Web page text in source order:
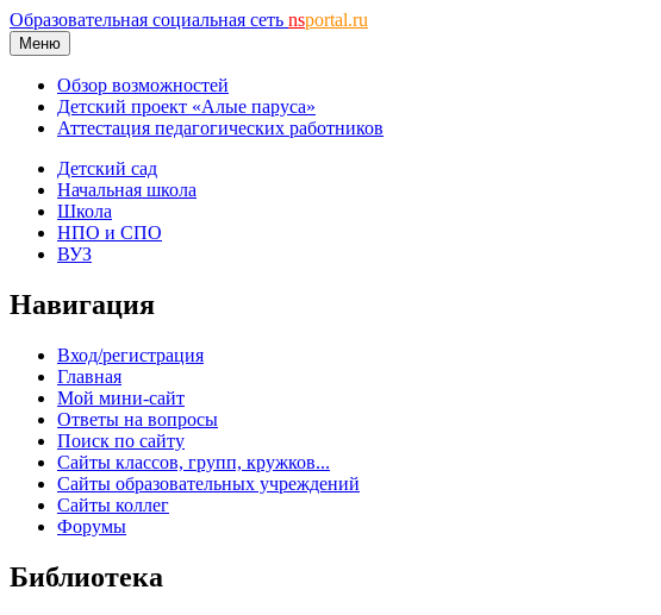
Образовательная социальная сеть nsportal.ru
Меню
Обзор возможностей
Детский проект «Алые паруса»
Аттестация педагогических работников
Детский сад
Начальная школа
Школа
НПО и СПО
ВУЗ
Навигация
Вход/регистрация
Главная
Мой мини-сайт
Ответы на вопросы
Поиск по сайту
Сайты классов, групп, кружков...
Сайты образовательных учреждений
Сайты коллег
Форумы
Библиотека